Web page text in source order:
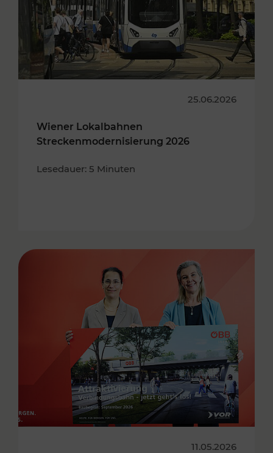
25.06.2026
Wiener Lokalbahnen
Streckenmodernisierung 2026
Lesedauer: 5 Minuten
11.05.2026